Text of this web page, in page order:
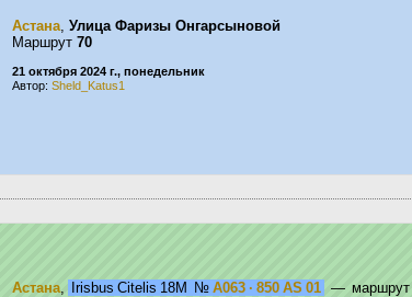
Астана, Улица Фаризы Онгарсыновой
Маршрут 70
21 октября 2024 г., понедельник
Автор: Sheld_Katus1
Астана, Irisbus Citelis 18M № A063 · 850 AS 01 — маршрут